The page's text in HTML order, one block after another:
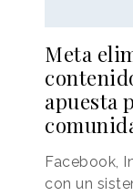
Meta
apuesta
Facebook,
con un